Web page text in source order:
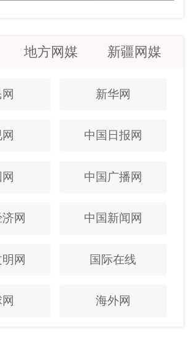
地方网媒 新疆网媒
网 新华网
中国日报网
中国广播网
网 中国新闻网
网 国际在线
海外网